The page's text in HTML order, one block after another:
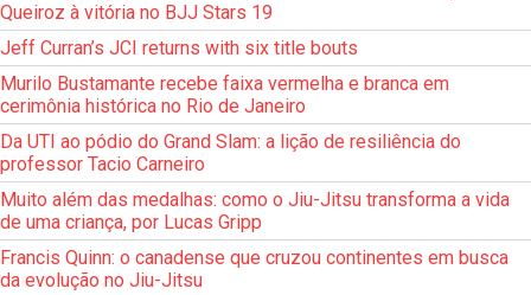
Queiroz à vitória no BJJ Stars 19
Jeff Curran’s JCI returns with six title bouts
Murilo Bustamante recebe faixa vermelha e branca em
cerimônia histórica no Rio de Janeiro
Da UTI ao pódio do Grand Slam: a lição de resiliência do
professor Tacio Carneiro
Muito além das medalhas: como o Jiu-Jitsu transforma a vida
de uma criança, por Lucas Gripp
Francis Quinn: o canadense que cruzou continentes em busca
da evolução no Jiu-Jitsu